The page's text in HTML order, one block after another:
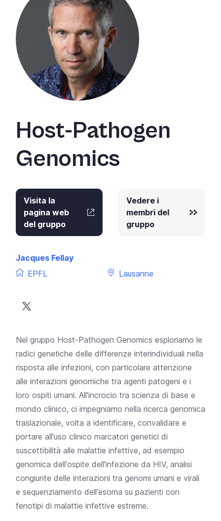
Host-Pathogen
Genomics
Visita la
pagina web
del gruppo
Vedere i
membri del
gruppo
Jacques Fellay
EPFL
Lausanne
Nel gruppo Host-Pathogen Genomics esploriamo le
radici genetiche delle differenze interindividuali nella
risposta alle infezioni, con particolare attenzione
alle interazioni genomiche tra agenti patogeni e i
loro ospiti umani. All'incrocio tra scienza di base e
mondo clinico, ci impegniamo nella ricerca genomica
traslazionale, volta a identificare, convalidare e
portare all'uso clinico marcatori genetici di
suscettibilità alle malattie infettive, ad esempio
genomica dell'ospite dell'infezione da HIV, analisi
congiunte delle interazioni tra genomi umani e virali
e sequenziamento dell'esoma su pazienti con
fenotipi di malattie infettive estreme.